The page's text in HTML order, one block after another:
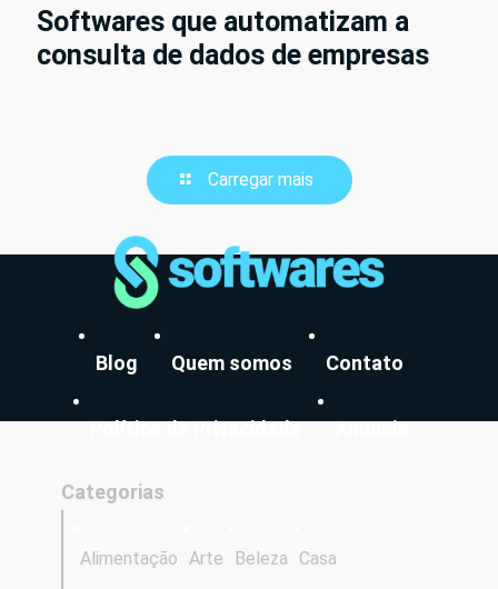
Softwares que automatizam a
consulta de dados de empresas
Carregar mais
Blog Quem somos Contato
Política de Privacidade Anuncie
Categorias
Alimentação Arte Beleza Casa